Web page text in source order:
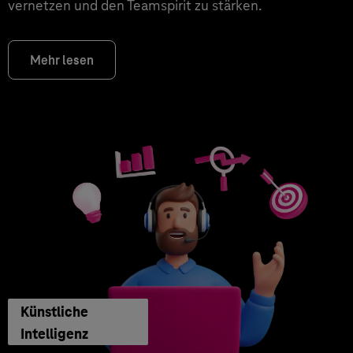
vernetzen und den Teamspirit zu stärken.
Mehr lesen
Künstliche
Intelligenz